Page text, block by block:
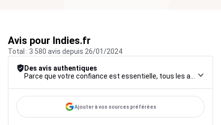
Avis pour Indies.fr
Total : 3 580 avis depuis 26/01/2024
Des avis authentiques
Ajouter à vos sources préférées